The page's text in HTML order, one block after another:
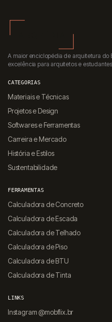
A maior enciclopédia de arquitetura do
excelência para arquitetos e
CATEGORIAS
Materiais e Técnicas
Projetos e Design
Softwares e Ferramentas
Carreira e Mercado
História e Estilos
Sustentabilidade
FERRAMENTAS
Calculadora de Concreto
Calculadora de Escada
Calculadora de Telhado
Calculadora de Piso
Calculadora de BTU
Calculadora de Tinta
LINKS
Instagram @mobflix.br